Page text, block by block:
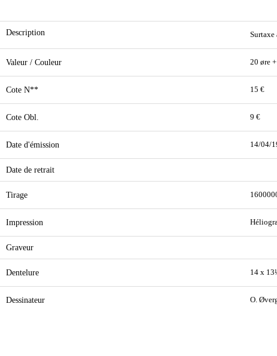
Description
Valeur / Couleur 20 øre
Cote N** 15 €
Cote Obl. 9 €
Date d'émission 14/04/
Date de retrait
Tirage
Impression
Graveur
Dentelure 14 x
Dessinateur O.